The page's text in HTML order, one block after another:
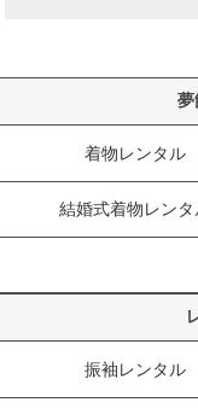
夢
着物レンタル
結婚式着物レンタ
振袖レンタル